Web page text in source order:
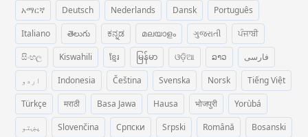
አማርኛ
Deutsch Nederlands Dansk
Português
Italiano
తెలుగు ಕನ್ನಡ മലയാളം ગુજરાતી
ਪੰਜਾਬੀ
සිංහල
Kiswahili ខ្មែរ မြန်မာ ଓଡ଼ିଆ ລາວ
فارسی
اردو
Indonesia Čeština Svenska Norsk
Tiếng Việt
Türkçe
मराठी Basa Jawa Hausa भोजपुरी
Yorùbá
پښتو
Slovenčina Српски Srpski Română
Bosanski